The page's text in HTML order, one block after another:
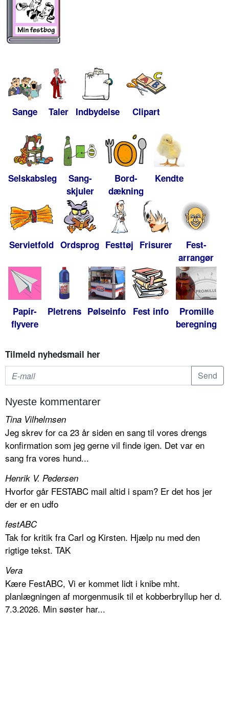
Sange Taler Indbydelse Clipart
Selskabsleg
Sang-
skjuler
Bord-
dækning
Kendte
Servietfold Ordsprog Festtøj Frisurer
Fest-
arrangør
Papir-
flyvere
Pletrens Pølseinfo Fest info
Promille
beregning
Tilmeld nyhedsmail her
Nyeste kommentarer
Tina Vilhelmsen
Jeg skrev for ca 23 år siden en sang til vores drengs
konfirmation som jeg gerne vil finde igen. Det var en
sang fra vores hund...
Henrik V. Pedersen
Hvorfor går FESTABC mail altid i spam? Er det hos jer
der er en udfo
festABC
Tak for kritik fra Carl og Kirsten. Hjælp nu med den
rigtige tekst. TAK
Vera
Kære FestABC, Vi er kommet lidt i knibe mht.
planlægningen af morgenmusik til et kobberbryllup her d.
7.3.2026. Min søster har...